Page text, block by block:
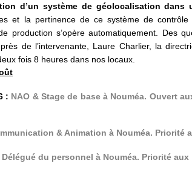
d’un système de géolocalisation
et la pertinence de ce système de
production s’opère automatiquement. Des
de l’intervenante, Laure Charlier, la
fois 8 heures dans nos locaux.
: NAO & Stage de base à Nouméa. Ouvert
& Animation à Nouméa. Priorité
Délégué du personnel à Nouméa. Priorité